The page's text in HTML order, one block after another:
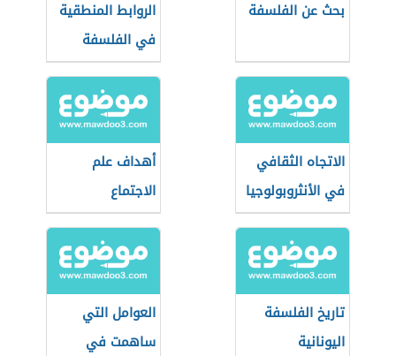
بحث عن الفلسفة
الروابط المنطقية
في الفلسفة
الاتجاه الثقافي
في الأنثروبولوجيا
أهداف علم
الاجتماع
تاريخ الفلسفة
اليونانية
العوامل التي
ساهمت في